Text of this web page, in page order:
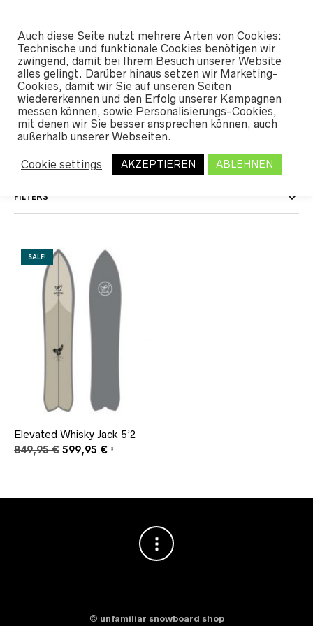
START/ PRODUKT LÄNGE / 157,5
157,5
FILTERS
SALE!
Elevated Whisky Jack 5’2
849,95€ Ursprünglicher
599,95 €Aktueller
*
© unfamiliar snowboard shop
Auch diese Seite nutzt mehrere Arten von Cookies:
Technische und funktionale Cookies benötigen wir
zwingend, damit bei Ihrem Besuch unserer Website
alles gelingt. Darüber hinaus setzen wir Marketing-
Cookies, damit wir Sie auf unseren Seiten
wiedererkennen und den Erfolg unserer Kampagnen
messen können, sowie Personalisierungs-Cookies,
mit denen wir Sie besser ansprechen können, auch
außerhalb unserer Webseiten.
Cookie settings AKZEPTIEREN ABLEHNEN